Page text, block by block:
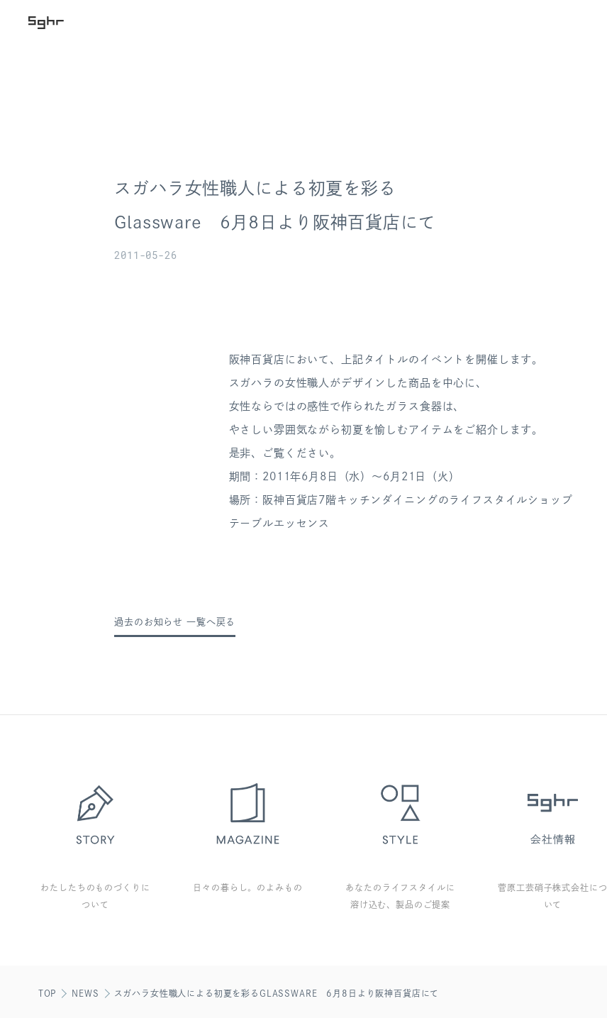
スガハラ女性職人による初夏を彩る
Glassware 6月8日より阪神百貨店にて
2011-05-26
阪神百貨店において、上記タイトルのイベントを開催します。
スガハラの女性職人がデザインした商品を中心に、
女性ならではの感性で作られたガラス食器は、
やさしい雰囲気ながら初夏を愉しむアイテムをご紹介します。
是非、ご覧ください。
期間：2011年6月8日（水）～6月21日（火）
場所：阪神百貨店7階キッチンダイニングのライフスタイルショップ
テーブルエッセンス
過去のお知らせ 一覧へ戻る
わたしたちのものづくりに
ついて
日々の暮らし。のよみもの
あなたのライフスタイルに
溶け込む、製品のご提案
菅原工芸硝子株式会社につ
いて
TOP NEWS スガハラ女性職人による初夏を彩るGLASSWARE 6月8日より阪神百貨店にて